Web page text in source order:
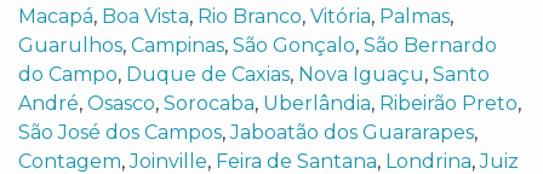
Macapá, Boa Vista, Rio Branco, Vitória, Palmas,
Guarulhos, Campinas, São Gonçalo, São Bernardo
do Campo, Duque de Caxias, Nova Iguaçu, Santo
André, Osasco, Sorocaba, Uberlândia, Ribeirão Preto,
São José dos Campos,Jaboatão dos Guararapes,
Contagem,Joinville, Feira de Santana, Londrina,Juiz